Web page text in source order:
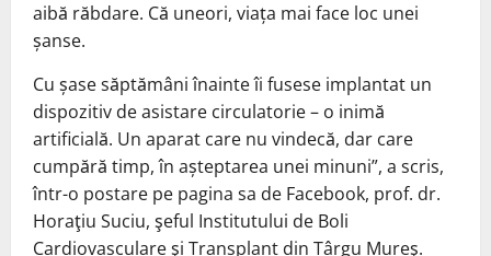
aibă răbdare. Că uneori, viața mai face loc unei
șanse.
Cu șase săptămâni înainte îi fusese implantat un
dispozitiv de asistare circulatorie – o inimă
artificială. Un aparat care nu vindecă, dar care
cumpără timp, în așteptarea unei minuni”, a scris,
într-o postare pe pagina sa de Facebook, prof. dr.
Horaţiu Suciu, şeful Institutului de Boli
Cardiovasculare şi Transplant din Târgu Mureş.